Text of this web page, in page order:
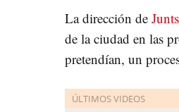
La dirección de Junts
de la ciudad en las
pretendían, un